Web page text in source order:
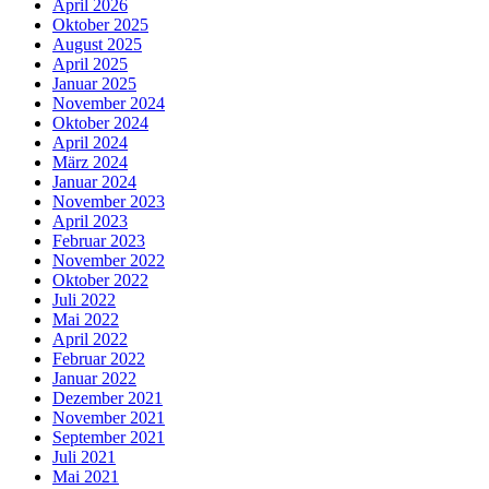
April 2026
Oktober 2025
August 2025
April 2025
Januar 2025
November 2024
Oktober 2024
April 2024
März 2024
Januar 2024
November 2023
April 2023
Februar 2023
November 2022
Oktober 2022
Juli 2022
Mai 2022
April 2022
Februar 2022
Januar 2022
Dezember 2021
November 2021
September 2021
Juli 2021
Mai 2021